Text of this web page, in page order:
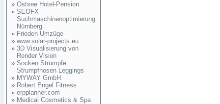
» Ostsee Hotel-Pension
» SEOFX
Suchmaschinenoptimierung
Nürnberg
» Frieden Umzüge
» www.solar-projects.eu
» 3D Visualisierung von
Render Vision
» Socken Strümpfe
Strumpfhosen Leggings
» MYWAY GmbH
» Robert Engel Fitness
» erpplanner.com
» Medical Cosmetics & Spa